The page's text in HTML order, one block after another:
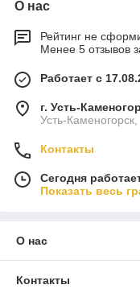
О нас
Рейтинг не
Менее 5 отзывов
Работает с
г. Усть-
Усть-Каменогорск,
Контакты
Сегодня
Показать весь
О нас
Контакты